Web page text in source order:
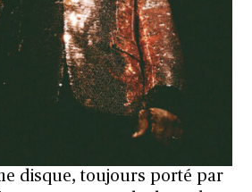
disque, toujours porté par